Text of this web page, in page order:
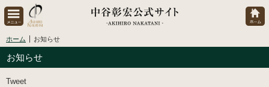
ホーム お知らせ
お知らせ
Tweet